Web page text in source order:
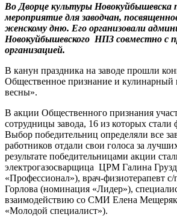
Во Дворце культуры Новокуйбышевска
мероприятие для заводчан,
женскому дню. Его организовали
Новокуйбышевского НПЗ совместно с
организацией.
В канун праздника на заводе прошли
Общественное признание и кулинарный
весны».
В акции Общественного признания
сотрудницы завода, 16 из которых стали
Выбор победительниц определяли все
работников отдали свои голоса за
результате победительницами акции
электрогазосварщица ЦРМ Галина
«Профессионал»), врач-физиотерапевт
Горлова (номинация «Лидер»),
взаимодействию со СМИ Елена
«Молодой специалист»).